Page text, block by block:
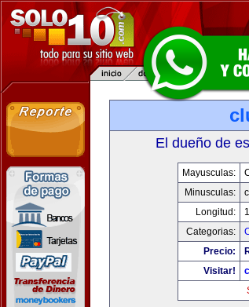
El dueño de
Mayusculas:
Minusculas:
Longitud:
Categorias:
Precio:
Visitar!